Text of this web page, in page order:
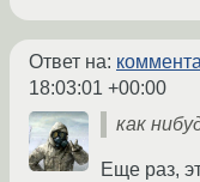
Ответ на:
18:03:01 +00:00
как
Еще раз,